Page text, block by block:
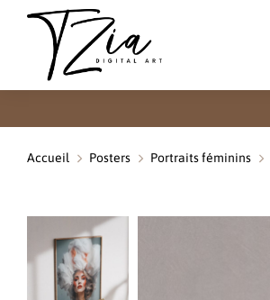
Vous êtes ici :
Accueil Posters Portraits féminins